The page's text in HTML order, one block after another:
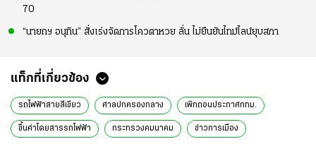
70
“นายกฯ อนุทิน” สั่งเร่งจัดการโควตาหวย ลั่น ไม่ยืนยันไทม์ไลน์ยุบสภา
แท็กที่เกี่ยวข้อง
รถไฟฟ้าสายสีเขียว ศาลปกครองกลาง เพิกถอนประกาศกทม.
ขึ้นค่าโดยสารรถไฟฟ้า กระทรวงคมนาคม ข่าวการเมือง